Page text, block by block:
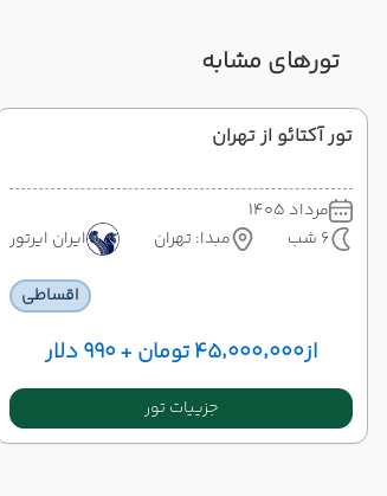
تورهای مشابه
تور آکتائو از تهران
مرداد 1405
6 شب
مبدا: تهران ایران ایرتور
اقساطی
از۴۵٬۰۰۰٬۰۰۰ تومان + ۹۹۰ دلار
جزییات تور